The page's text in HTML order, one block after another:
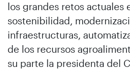
los grandes retos actuales
sostenibilidad,
infraestructuras,
de los recursos
su parte la presidenta del